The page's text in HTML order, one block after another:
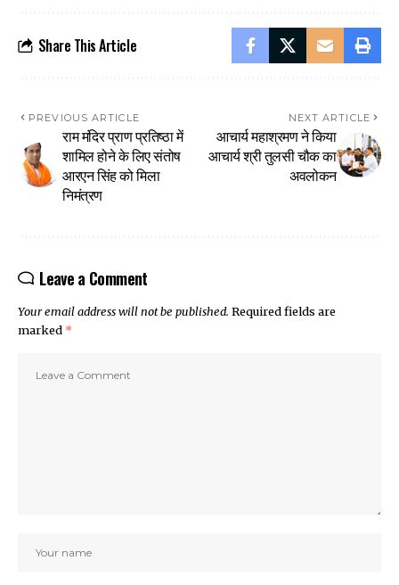
Share This Article
PREVIOUS ARTICLE
राम मंदिर प्राण प्रतिष्ठा में
शामिल होने के लिए संतोष
आरएन सिंह को मिला
निमंत्रण
NEXT ARTICLE
आचार्य महाश्रमण ने किया
आचार्य श्री तुलसी चौक का
अवलोकन
Leave a Comment
Your email address will not be published. Required fields are
marked *